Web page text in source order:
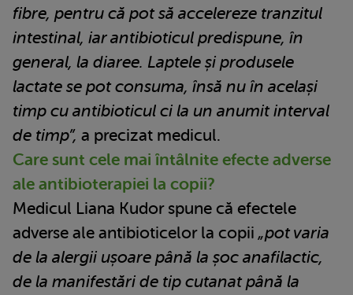
fibre, pentru că pot să accelereze tranzitul
intestinal, iar antibioticul predispune, în
general, la diaree. Laptele și produsele
lactate se pot consuma, însă nu în același
timp cu antibioticul ci la un anumit interval
de timp”, a precizat medicul.
Care sunt cele mai întâlnite efecte adverse
ale antibioterapiei la copii?
Medicul Liana Kudor spune că efectele
adverse ale antibioticelor la copii „pot varia
de la alergii ușoare până la șoc anafilactic,
de la manifestări de tip cutanat până la